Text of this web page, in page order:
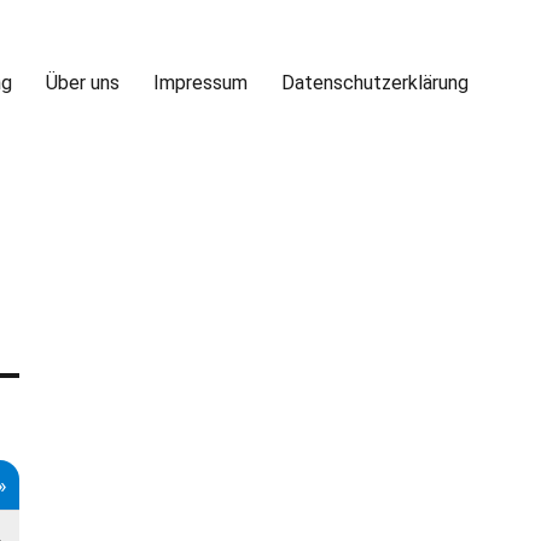
Über uns Impressum Datenschutzerklärung